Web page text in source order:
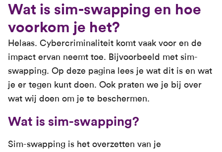
Wat is sim-swapping en hoe
voorkom je het?
Helaas. Cybercriminaliteit komt vaak voor en de
impact ervan neemt toe. Bijvoorbeeld met sim-
swapping. Op deze pagina lees je wat dit is en wat
je er tegen kunt doen. Ook praten we je bij over
wat wij doen om je te beschermen.
Wat is sim-swapping?
Sim-swapping is het overzetten van je